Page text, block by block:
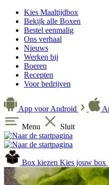
Kies Maaltijdbox
Bekijk alle Boxen
Bestel eenmalig
Ons verhaal
Nieuws
Werken bij
Boeren
Recepten
Voor bedrijven
App voor Android
Menu Sluit
Box kiezen Kies jouw box